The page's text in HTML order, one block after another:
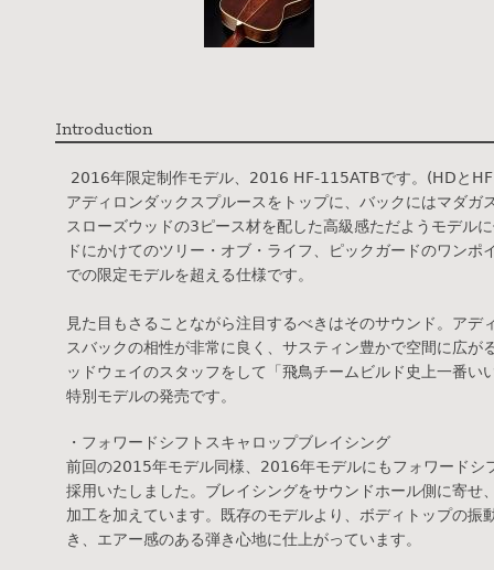
Introduction
2016年限定制作モデル、2016 HF-115ATBです。(HDと
アディロンダックスプルースをトップに、バックにはマダガ
スローズウッドの3ピース材を配した高級感ただようモデル
ドにかけてのツリー・オブ・ライフ、ピックガードのワンポ
での限定モデルを超える仕様です。
見た目もさることながら注目するべきはそのサウンド。アデ
スバックの相性が非常に良く、サスティン豊かで空間に広が
ッドウェイのスタッフをして「飛鳥チームビルド史上一番い
特別モデルの発売です。
・フォワードシフトスキャロップブレイシング
前回の2015年モデル同様、2016年モデルにもフォワードシ
採用いたしました。ブレイシングをサウンドホール側に寄せ
加工を加えています。既存のモデルより、ボディトップの振
き、エアー感のある弾き心地に仕上がっています。